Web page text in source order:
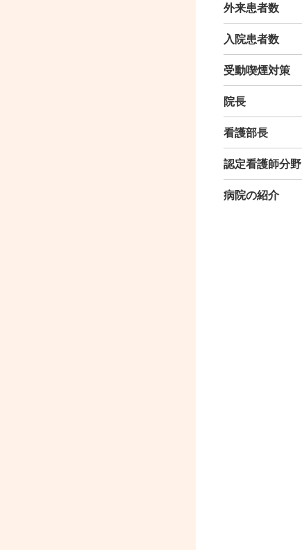
外来患者数
入院患者数
受動喫煙対策
院長
看護部長
認定看護師分野
病院の紹介